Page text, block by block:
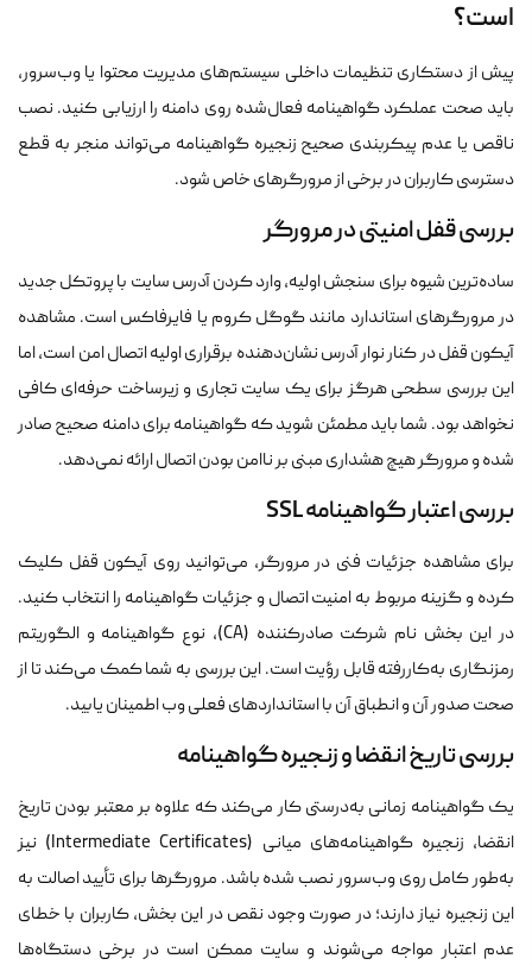
است؟
پیش از دستکاری تنظیمات داخلی سیستم‌های مدیریت محتوا یا وب‌سرور،
باید صحت عملکرد گواهینامه فعال‌شده روی دامنه را ارزیابی کنید. نصب
ناقص یا عدم پیکربندی صحیح زنجیره گواهینامه می‌تواند منجر به قطع
دسترسی کاربران در برخی از مرورگرهای خاص شود.
بررسی قفل امنیتی در مرورگر
ساده‌ترین شیوه برای سنجش اولیه، وارد کردن آدرس سایت با پروتکل جدید
در مرورگرهای استاندارد مانند گوگل کروم یا فایرفاکس است. مشاهده
آیکون قفل در کنار نوار آدرس نشان‌دهنده برقراری اولیه اتصال امن است، اما
این بررسی سطحی هرگز برای یک سایت تجاری و زیرساخت حرفه‌ای کافی
نخواهد بود. شما باید مطمئن شوید که گواهینامه برای دامنه صحیح صادر
شده و مرورگر هیچ هشداری مبنی بر ناامن بودن اتصال ارائه نمی‌دهد.
بررسی اعتبار گواهینامه SSL
برای مشاهده جزئیات فنی در مرورگر، می‌توانید روی آیکون قفل کلیک
کرده و گزینه مربوط به امنیت اتصال و جزئیات گواهینامه را انتخاب کنید.
در این بخش نام شرکت صادرکننده (CA)، نوع گواهینامه و الگوریتم
رمزنگاری به‌کاررفته قابل رؤیت است. این بررسی به شما کمک می‌کند تا از
صحت صدور آن و انطباق آن با استانداردهای فعلی وب اطمینان یابید.
بررسی تاریخ انقضا و زنجیره گواهینامه
یک گواهینامه زمانی به‌درستی کار می‌کند که علاوه بر معتبر بودن تاریخ
انقضا، زنجیره گواهینامه‌های میانی (Intermediate Certificates) نیز
به‌طور کامل روی وب‌سرور نصب شده باشد. مرورگرها برای تأیید اصالت به
این زنجیره نیاز دارند؛ در صورت وجود نقص در این بخش، کاربران با خطای
عدم اعتبار مواجه می‌شوند و سایت ممکن است در برخی دستگاه‌ها